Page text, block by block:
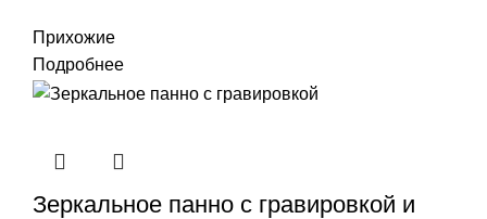
Прихожие
Подробнее
Зеркальное панно с гравировкой и